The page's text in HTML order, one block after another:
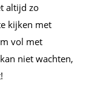
altijd zo
kijken met
vol met
niet wachten,